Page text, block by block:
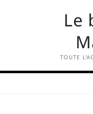
Le
TOUTE